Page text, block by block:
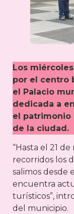
Los
por el centro
el Palacio
dedicada a
el
de la ciudad.
“Hasta el 21
recorridos los
salimos desde
encuentra
turísticos”,
del municipio.